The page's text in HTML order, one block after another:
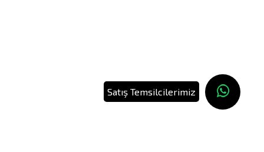
Satış Temsilcilerimiz